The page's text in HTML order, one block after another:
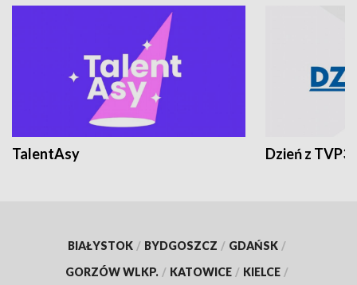
TalentAsy Dzień z TVP3
BIAŁYSTOK / BYDGOSZCZ / GDAŃSK /
GORZÓW WLKP. / KATOWICE / KIELCE /